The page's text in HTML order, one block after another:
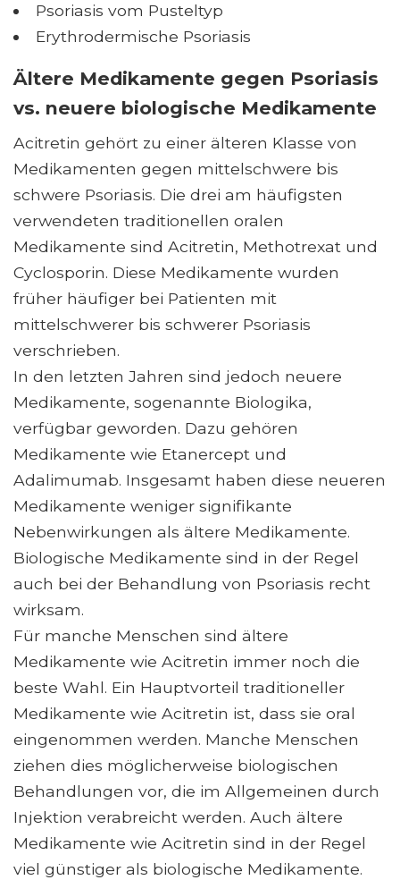
Psoriasis vom Pusteltyp
Erythrodermische Psoriasis
Ältere Medikamente gegen Psoriasis
vs. neuere biologische Medikamente
Acitretin gehört zu einer älteren Klasse von
Medikamenten gegen mittelschwere bis
schwere Psoriasis. Die drei am häufigsten
verwendeten traditionellen oralen
Medikamente sind Acitretin, Methotrexat und
Cyclosporin. Diese Medikamente wurden
früher häufiger bei Patienten mit
mittelschwerer bis schwerer Psoriasis
verschrieben.
In den letzten Jahren sind jedoch neuere
Medikamente, sogenannte Biologika,
verfügbar geworden. Dazu gehören
Medikamente wie Etanercept und
Adalimumab. Insgesamt haben diese neueren
Medikamente weniger signifikante
Nebenwirkungen als ältere Medikamente.
Biologische Medikamente sind in der Regel
auch bei der Behandlung von Psoriasis recht
wirksam.
Für manche Menschen sind ältere
Medikamente wie Acitretin immer noch die
beste Wahl. Ein Hauptvorteil traditioneller
Medikamente wie Acitretin ist, dass sie oral
eingenommen werden. Manche Menschen
ziehen dies möglicherweise biologischen
Behandlungen vor, die im Allgemeinen durch
Injektion verabreicht werden. Auch ältere
Medikamente wie Acitretin sind in der Regel
viel günstiger als biologische Medikamente.